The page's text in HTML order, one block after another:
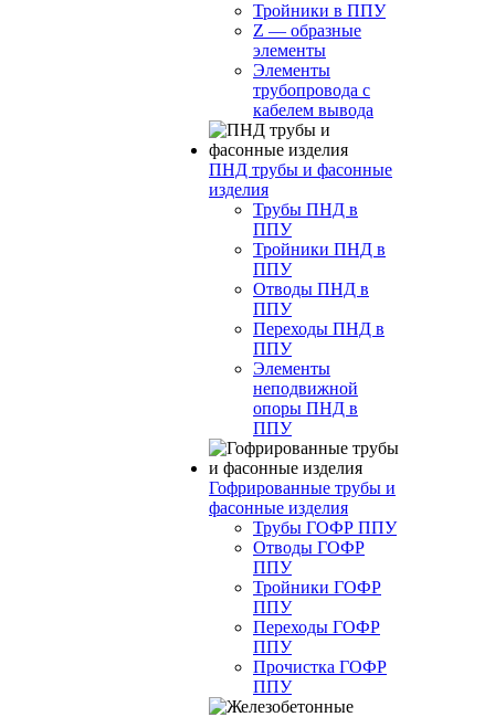
Тройники в ППУ
Z — образные
элементы
Элементы
трубопровода с
кабелем вывода
ПНД трубы и фасонные
изделия
Трубы ПНД в
ППУ
Тройники ПНД в
ППУ
Отводы ПНД в
ППУ
Переходы ПНД в
ППУ
Элементы
неподвижной
опоры ПНД в
ППУ
Гофрированные трубы и
фасонные изделия
Трубы ГОФР ППУ
Отводы ГОФР
ППУ
Тройники ГОФР
ППУ
Переходы ГОФР
ППУ
Прочистка ГОФР
ППУ